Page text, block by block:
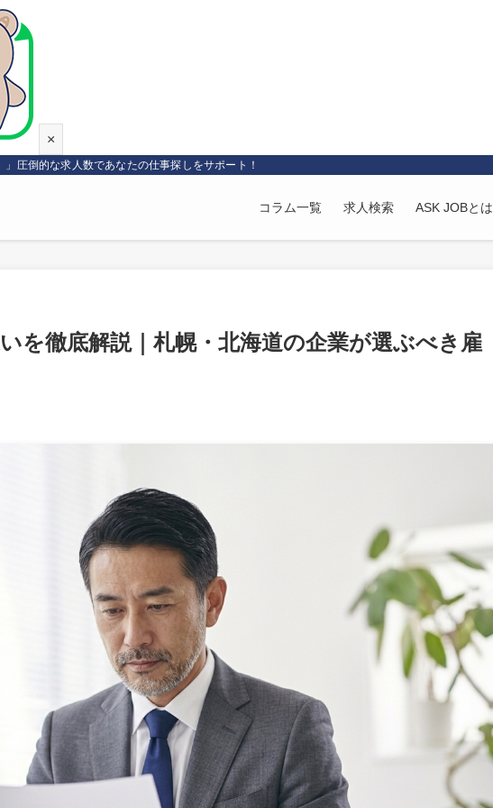
×
圧倒的な求人数であなたの仕事探しをサポート！
コラム一覧 求人検索 ASK JOBとは
を徹底解説｜札幌・北海道の企業が選ぶべき雇